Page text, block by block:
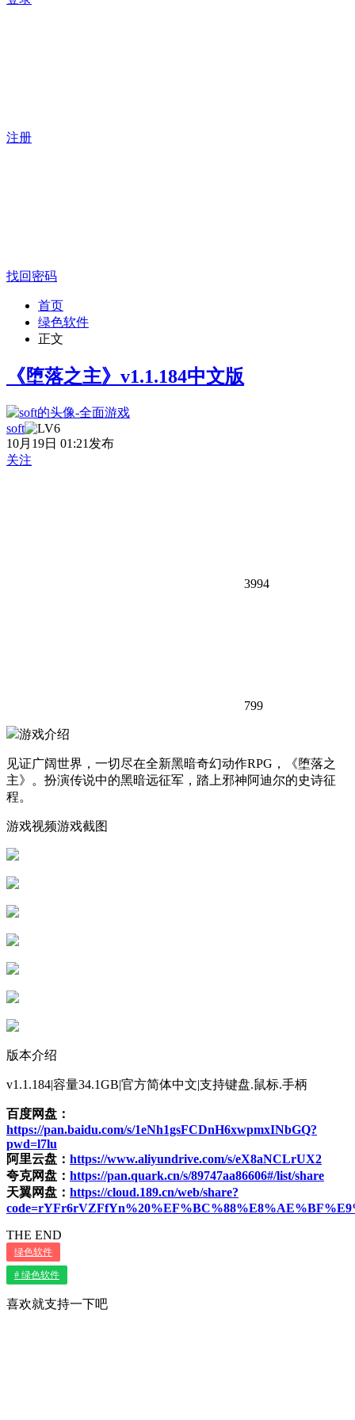
注册
找回密码
首页
绿色软件
正文
《堕落之主》v1.1.184中文版
soft
10月19日 01:21发布
关注
3994
799
游戏介绍
见证广阔世界，一切尽在全新黑暗奇幻动作RPG，《堕落之
主》。扮演传说中的黑暗远征军，踏上邪神阿迪尔的史诗征
程。
游戏视频游戏截图
版本介绍
v1.1.184|容量34.1GB|官方简体中文|支持键盘.鼠标.手柄
百度网盘：
https://pan.baidu.com/s/1eNh1gsFCDnH6xwpmxINbGQ?
pwd=l7lu
阿里云盘： https://www.aliyundrive.com/s/eX8aNCLrUX2
夸克网盘： https://pan.quark.cn/s/89747aa86606#/list/share
天翼网盘： https://cloud.189.cn/web/share?
THE END
绿色软件
# 绿色软件
喜欢就支持一下吧